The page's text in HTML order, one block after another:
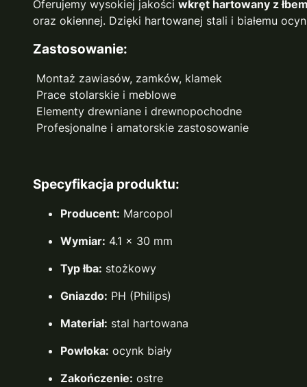
Oferujemy wysokiej jakości wkręt hartowany z
oraz okiennej. Dzięki hartowanej stali i białemu
Zastosowanie:
Montaż zawiasów, zamków, klamek
Prace stolarskie i meblowe
Elementy drewniane i drewnopochodne
Profesjonalne i amatorskie zastosowanie
Specyfikacja produktu:
Producent: Marcopol
Wymiar: 4.1 x 30 mm
Typ łba: stożkowy
Gniazdo: PH (Philips)
Materiał: stal hartowana
Powłoka: ocynk biały
Zakończenie: ostre